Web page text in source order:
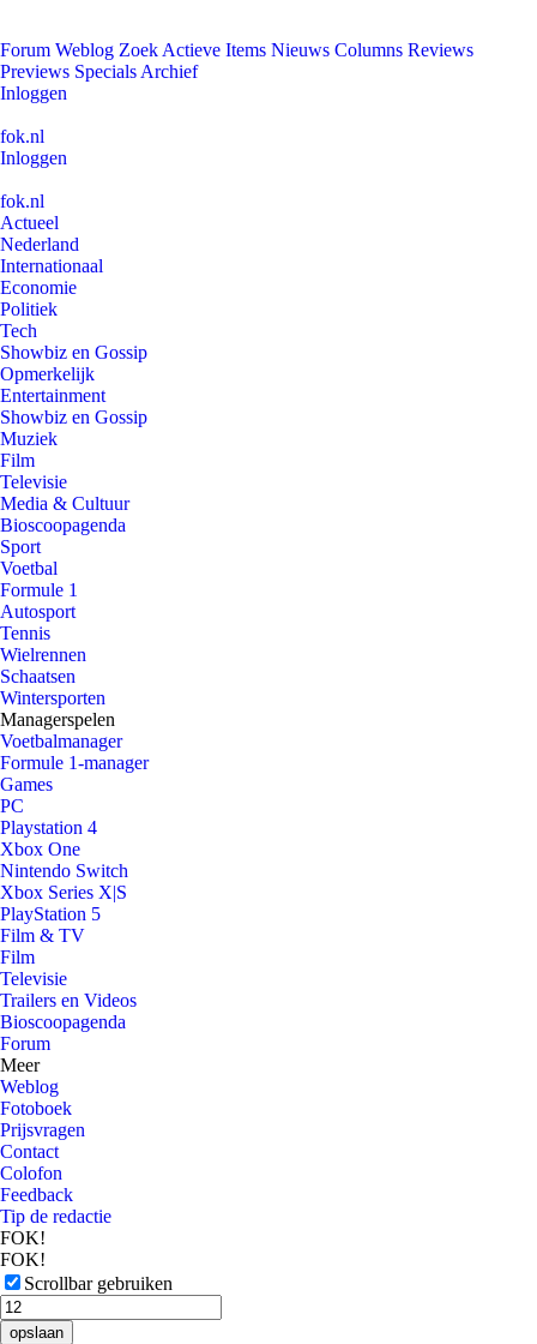
Forum Weblog Zoek Actieve Items Nieuws Columns Reviews
Previews Specials Archief
Inloggen
fok.nl
Inloggen
fok.nl
Actueel
Nederland
Internationaal
Economie
Politiek
Tech
Showbiz en Gossip
Opmerkelijk
Entertainment
Showbiz en Gossip
Muziek
Film
Televisie
Media & Cultuur
Bioscoopagenda
Sport
Voetbal
Formule 1
Autosport
Tennis
Wielrennen
Schaatsen
Wintersporten
Managerspelen
Voetbalmanager
Formule 1-manager
Games
PC
Playstation 4
Xbox One
Nintendo Switch
Xbox Series X|S
PlayStation 5
Film & TV
Film
Televisie
Trailers en Videos
Bioscoopagenda
Forum
Meer
Weblog
Fotoboek
Prijsvragen
Contact
Colofon
Feedback
Tip de redactie
FOK!
FOK!
Scrollbar gebruiken
opslaan